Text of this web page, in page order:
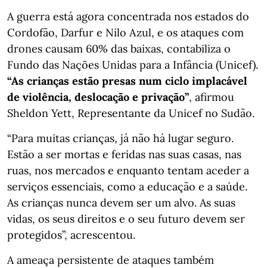
A guerra está agora concentrada nos estados do
Cordofão, Darfur e Nilo Azul, e os ataques com
drones causam 60% das baixas, contabiliza o
Fundo das Nações Unidas para a Infância (Unicef).
“As crianças estão presas num ciclo implacável
de violência, deslocação e privação”, afirmou
Sheldon Yett, Representante da Unicef no Sudão.
“Para muitas crianças, já não há lugar seguro.
Estão a ser mortas e feridas nas suas casas, nas
ruas, nos mercados e enquanto tentam aceder a
serviços essenciais, como a educação e a saúde.
As crianças nunca devem ser um alvo. As suas
vidas, os seus direitos e o seu futuro devem ser
protegidos”, acrescentou.
A ameaça persistente de ataques também